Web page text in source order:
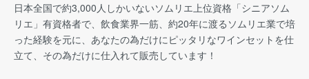
日本全国で約3,000人しかいないソムリエ上位資格「シニアソム
リエ」有資格者で、飲食業界一筋、約20年に渡るソムリエ業で培
った経験を元に、あなたの為だけにピッタリなワインセットを仕
立て、その為だけに仕入れて販売しています！